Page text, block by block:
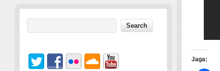
Jaga: